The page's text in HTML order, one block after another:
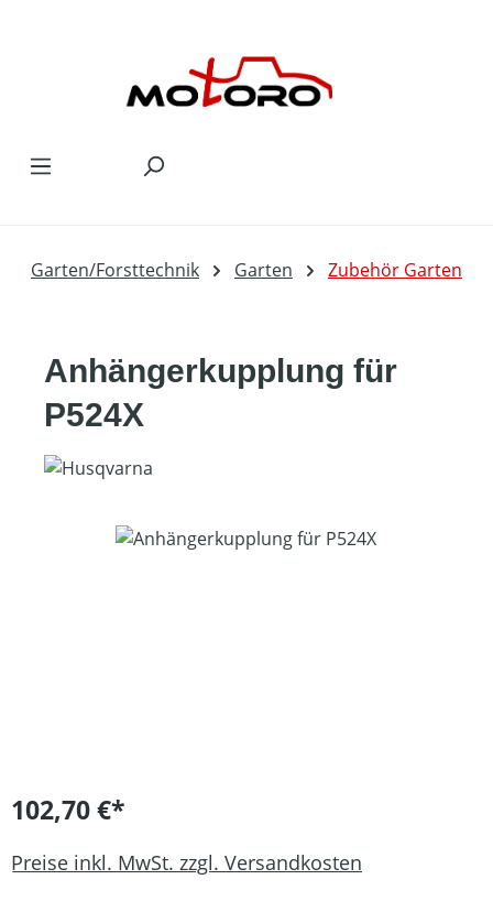
Garten/Forsttechnik Garten Zubehör Garten
Anhängerkupplung für
P524X
Bildergalerie überspringen
102,70 €*
Preise inkl. MwSt. zzgl. Versandkosten